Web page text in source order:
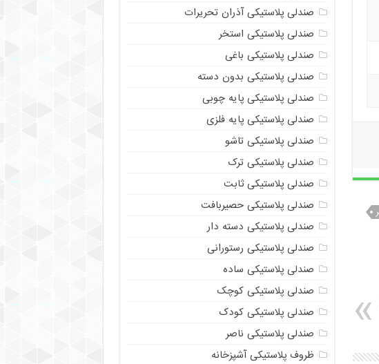
صندلی پلاستیکی آذران تحریرات
صندلی پلاستیکی استخر
صندلی پلاستیکی باغی
صندلی پلاستیکی بدون دسته
صندلی پلاستیکی پایه چوبی
صندلی پلاستیکی پایه فلزی
صندلی پلاستیکی تاشو
صندلی پلاستیکی ترک
صندلی پلاستیکی ثابت
صندلی پلاستیکی حصیربافت
صندلی پلاستیکی دسته دار
صندلی پلاستیکی رستورانی
صندلی پلاستیکی ساده
صندلی پلاستیکی کوچک
صندلی پلاستیکی کودک
صندلی پلاستیکی ناصر
ظروف پلاستیکی آشپزخانه